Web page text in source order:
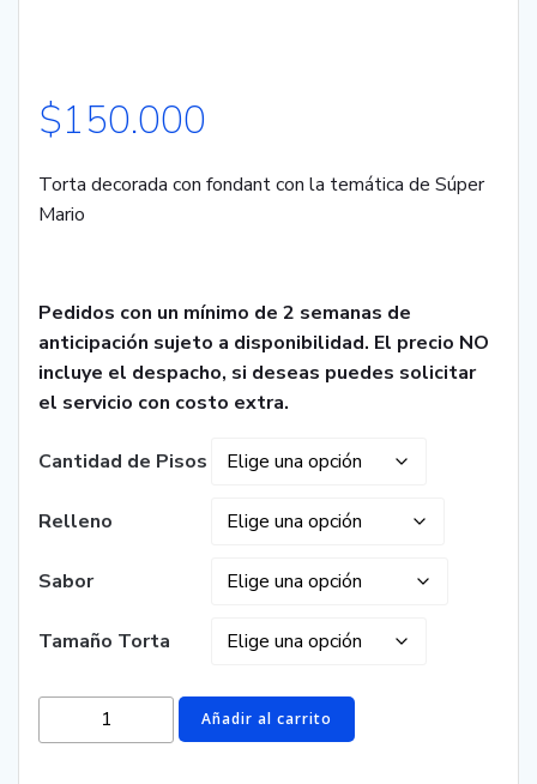
$150.000
Torta decorada con fondant con la temática de Súper
Mario
Pedidos con un mínimo de 2 semanas de
anticipación sujeto a disponibilidad. El precio NO
incluye el despacho, si deseas puedes solicitar
el servicio con costo extra.
Cantidad de Pisos
Relleno
Sabor
Tamaño Torta
de
Añadir al carrito